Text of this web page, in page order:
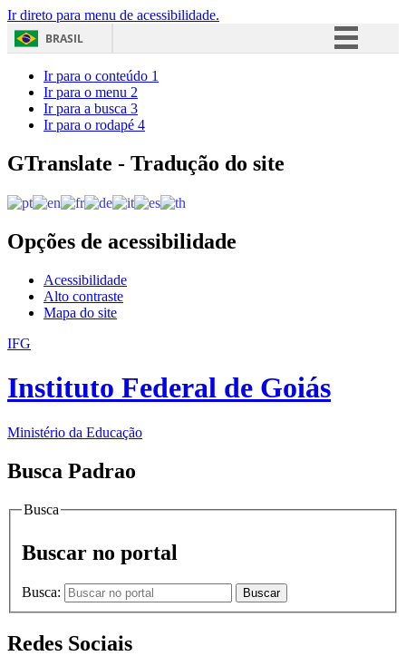
Ir direto para menu de acessibilidade.
BRASIL
Acesso à informação
Ir para o conteúdo 1
Ir para o menu 2
Ir para a busca 3
Ir para o rodapé 4
GTranslate - Tradução do site
Opções de acessibilidade
Acessibilidade
Alto contraste
Mapa do site
IFG
Instituto Federal de Goiás
Ministério da Educação
Busca Padrao
Busca
Buscar no portal
Busca: Buscar
Redes Sociais